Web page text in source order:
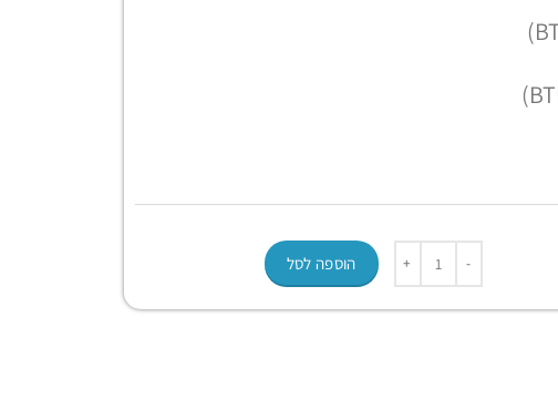
הוספה לסל